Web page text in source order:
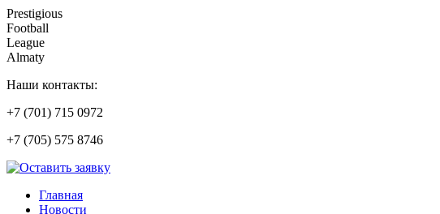
Prestigious
Football
League
Almaty
Наши контакты:
+7 (701) 715 0972
+7 (705) 575 8746
Главная
Новости